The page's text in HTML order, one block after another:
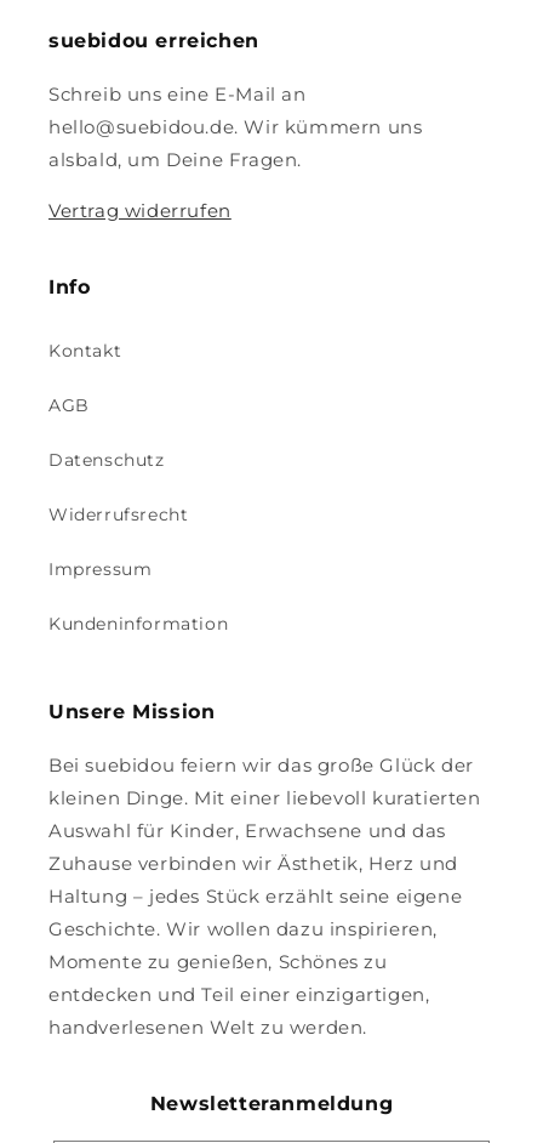
suebidou erreichen
Schreib uns eine E-Mail an
hello@suebidou.de. Wir kümmern uns
alsbald, um Deine Fragen.
Vertrag widerrufen
Info
Kontakt
AGB
Datenschutz
Widerrufsrecht
Impressum
Kundeninformation
Unsere Mission
Bei suebidou feiern wir das große Glück der
kleinen Dinge. Mit einer liebevoll kuratierten
Auswahl für Kinder, Erwachsene und das
Zuhause verbinden wir Ästhetik, Herz und
Haltung – jedes Stück erzählt seine eigene
Geschichte. Wir wollen dazu inspirieren,
Momente zu genießen, Schönes zu
entdecken und Teil einer einzigartigen,
handverlesenen Welt zu werden.
Newsletteranmeldung